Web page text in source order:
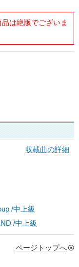
は絶版でございま
収載曲の詳細
/中上級
/中上級
ページトップへ